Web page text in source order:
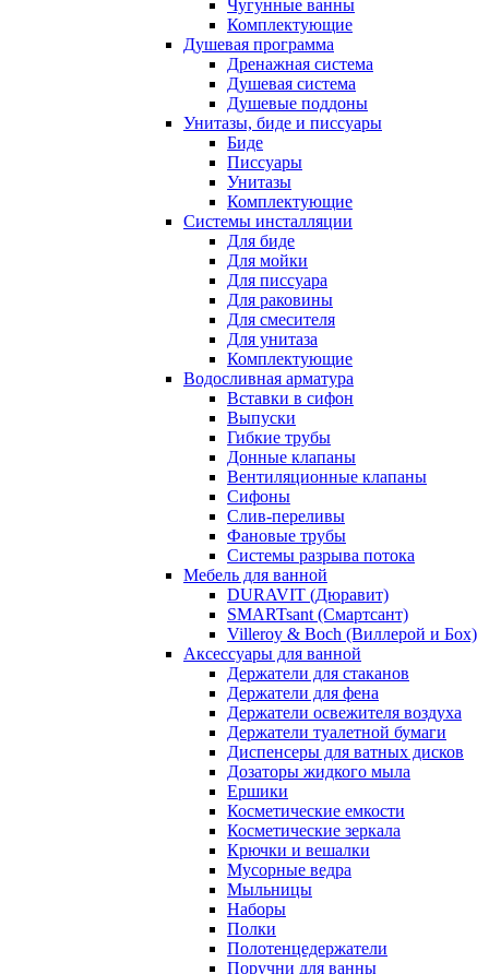
Чугунные ванны
Комплектующие
Душевая программа
Дренажная система
Душевая система
Душевые поддоны
Унитазы, биде и писсуары
Биде
Писсуары
Унитазы
Комплектующие
Системы инсталляции
Для биде
Для мойки
Для писсуара
Для раковины
Для смесителя
Для унитаза
Комплектующие
Водосливная арматура
Вставки в сифон
Выпуски
Гибкие трубы
Донные клапаны
Вентиляционные клапаны
Сифоны
Слив-переливы
Фановые трубы
Системы разрыва потока
Мебель для ванной
DURAVIT (Дюравит)
SMARTsant (Смартсант)
Villeroy & Boch (Виллерой и Бох)
Аксессуары для ванной
Держатели для стаканов
Держатели для фена
Держатели освежителя воздуха
Держатели туалетной бумаги
Диспенсеры для ватных дисков
Дозаторы жидкого мыла
Ершики
Косметические емкости
Косметические зеркала
Крючки и вешалки
Мусорные ведра
Мыльницы
Наборы
Полки
Полотенцедержатели
Поручни для ванны